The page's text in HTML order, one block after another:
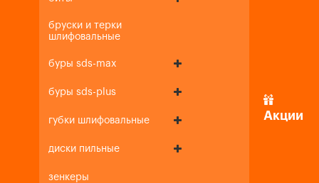
бруски и терки
шлифовальные
буры sds-max
буры sds-plus
губки шлифовальные
диски пильные
зенкеры
Акции